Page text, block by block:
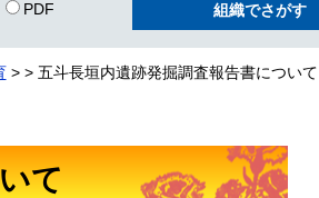
PDF 組織でさがす
> > 五斗長垣内遺跡発掘調査報告書について
て